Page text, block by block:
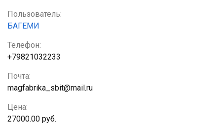
Пользователь:
БАГЕМИ
Телефон:
+79821032233
Почта:
magfabrika_sbit@mail.ru
Цена:
27000.00 руб.